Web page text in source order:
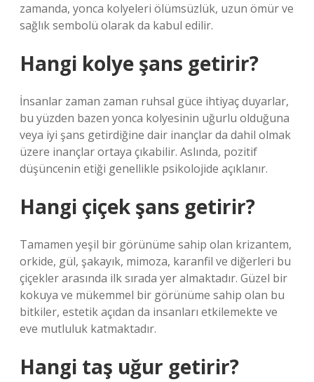
zamanda, yonca kolyeleri ölümsüzlük, uzun ömür ve
sağlık sembolü olarak da kabul edilir.
Hangi kolye şans getirir?
İnsanlar zaman zaman ruhsal güce ihtiyaç duyarlar,
bu yüzden bazen yonca kolyesinin uğurlu olduğuna
veya iyi şans getirdiğine dair inançlar da dahil olmak
üzere inançlar ortaya çıkabilir. Aslında, pozitif
düşüncenin etiği genellikle psikolojide açıklanır.
Hangi çiçek şans getirir?
Tamamen yeşil bir görünüme sahip olan krizantem,
orkide, gül, şakayık, mimoza, karanfil ve diğerleri bu
çiçekler arasında ilk sırada yer almaktadır. Güzel bir
kokuya ve mükemmel bir görünüme sahip olan bu
bitkiler, estetik açıdan da insanları etkilemekte ve
eve mutluluk katmaktadır.
Hangi taş uğur getirir?